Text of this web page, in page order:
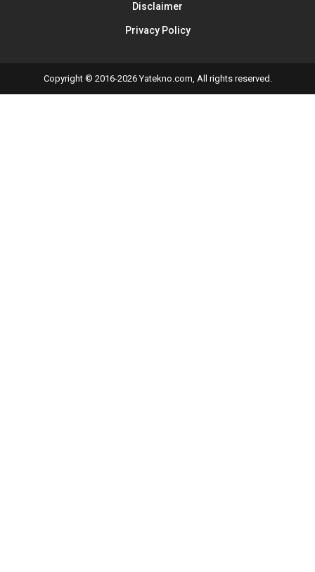
Disclaimer
Privacy Policy
Copyright © 2016-2026 Yatekno.com, All rights reserved.